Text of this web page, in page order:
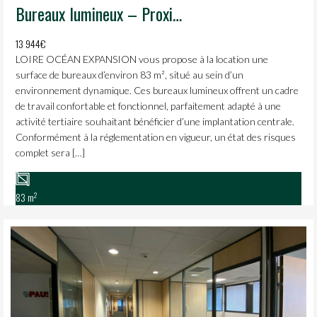
Bureaux lumineux – Proximité Gare – Bel environnement de travail
13 944€
LOIRE OCÉAN EXPANSION vous propose à la location une
surface de bureaux d’environ 83 m², situé au sein d’un
environnement dynamique. Ces bureaux lumineux offrent un cadre
de travail confortable et fonctionnel, parfaitement adapté à une
activité tertiaire souhaitant bénéficier d’une implantation centrale.
Conformément à la réglementation en vigueur, un état des risques
complet sera […]
83 m2